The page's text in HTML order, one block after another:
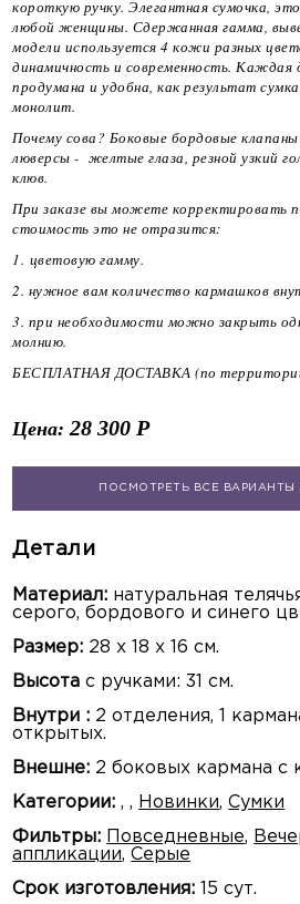
короткую ручку. Элегантная сумочка,
любой женщины. Сдержанная гамма,
модели используется 4 кожи разных
динамичность и современность. Каждая
продумана и удобна, как результат
монолит.
Почему сова? Боковые бордовые
люверсы - желтые глаза, резной узкий
клюв.
При заказе вы можете корректировать
стоимость это не отразится:
1. цветовую гамму.
2. нужное вам количество кармашков
3. при необходимости можно закрыть
молнию.
БЕСПЛАТНАЯ ДОСТАВКА (по
Цена: 28 300 Р
ПОСМОТРЕТЬ ВСЕ ВАРИАНТЫ
Детали
Материал: натуральная
серого, бордового и синего
Размер: 28 х 18 х 16 см.
Высотас ручками: 31 см.
Внутри : 2 отделения, 1
открытых.
Внешне: 2 боковых кармана с
Категории: ,, Новинки,Сумки
Фильтры: Повседневные,
аппликации,Серые
Срок изготовления: 15 сут.